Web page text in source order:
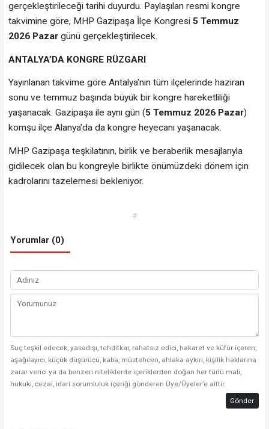
gerçekleştirileceği tarihi duyurdu. Paylaşılan resmi kongre
takvimine göre, MHP Gazipaşa İlçe Kongresi 5 Temmuz
2026 Pazargünü gerçekleştirilecek.
ANTALYA’DA KONGRE RÜZGARI
Yayınlanan takvime göre Antalya'nın tüm ilçelerinde haziran
sonu ve temmuz başında büyük bir kongre hareketliliği
yaşanacak. Gazipaşa ile aynı gün (5 Temmuz 2026 Pazar)
komşu ilçe Alanya'da da kongre heyecanı yaşanacak.
MHP Gazipaşa teşkilatının, birlik ve beraberlik mesajlarıyla
gidilecek olan bu kongreyle birlikte önümüzdeki dönem için
kadrolarını tazelemesi bekleniyor.
#
Yorumlar (0)
Suç teşkil edecek, yasadışı, tehditkar, rahatsız edici, hakaret ve küfür içeren,
aşağılayıcı, küçük düşürücü, kaba, müstehcen, ahlaka aykırı, kişilik haklarına
zarar verici ya da benzeri niteliklerde içeriklerden doğan her türlü mali,
hukuki, cezai, idari sorumluluk içeriği gönderen Üye/Üyeler’e aittir.
Gönder